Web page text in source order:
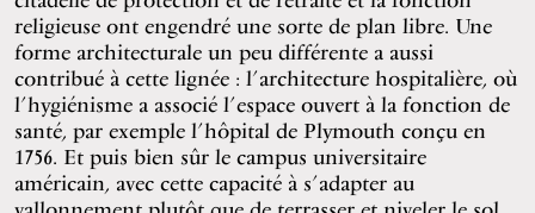
religieuse ont engendré une sorte de plan libre. Une
forme architecturale un peu différente a aussi
contribué à cette lignée : l’architecture hospitalière, où
l’hygiénisme a associé l’espace ouvert à la fonction de
santé, par exemple l’hôpital de Plymouth conçu en
1756. Et puis bien sûr le campus universitaire
américain, avec cette capacité à s’adapter au